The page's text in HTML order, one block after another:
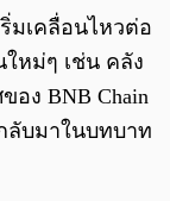
มเคลื่อนไหวต่อ
หม่ๆ เช่น คลัง
อง BNB Chain
ลับมาในบทบาท